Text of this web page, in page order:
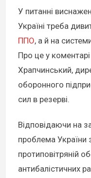
У питанні
Україні треба
ППО, а й на
Про це у
Храпчинський,
оборонного
сил в резерві.
Відповідаючи на
проблема України
протиповітряній
антибалістичних